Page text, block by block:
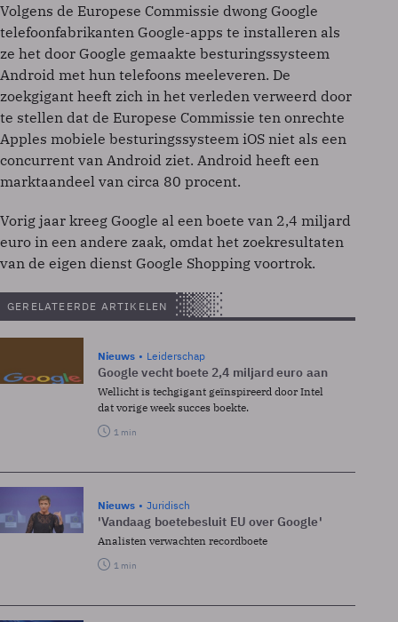
Volgens de Europese Commissie dwong Google
telefoonfabrikanten Google-apps te installeren als
ze het door Google gemaakte besturingssysteem
Android met hun telefoons meeleveren. De
zoekgigant heeft zich in het verleden verweerd door
te stellen dat de Europese Commissie ten onrechte
Apples mobiele besturingssysteem iOS niet als een
concurrent van Android ziet. Android heeft een
marktaandeel van circa 80 procent.
Vorig jaar kreeg Google al een boete van 2,4 miljard
euro in een andere zaak, omdat het zoekresultaten
van de eigen dienst Google Shopping voortrok.
GERELATEERDE ARTIKELEN
Nieuws Leiderschap
Google vecht boete 2,4 miljard euro aan
Wellicht is techgigant geïnspireerd door Intel
dat vorige week succes boekte.
1 min
Nieuws Juridisch
'Vandaag boetebesluit EU over Google'
Analisten verwachten recordboete
1 min